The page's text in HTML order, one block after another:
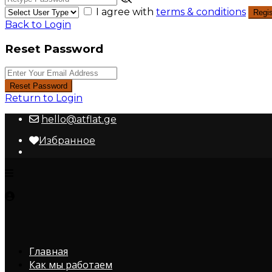
I agree with terms & conditions
Back to Login
Reset Password
Reset Password
Return to Login
hello@atflat.ge
Избранное
Главная
Как мы работаем